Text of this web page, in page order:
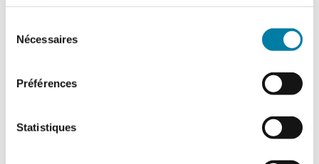
Nécessaires
Préférences
Statistiques